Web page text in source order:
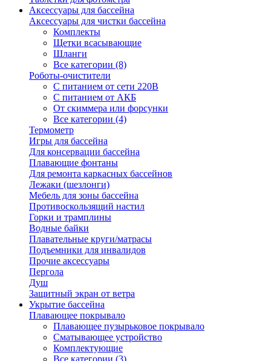
Аксессуары для бассейна
Аксессуары для чистки бассейна
Комплекты
Щетки всасывающие
Шланги
Все категории (8)
Роботы-очистители
С питанием от сети 220В
С питанием от АКБ
От скиммера или форсунки
Все категории (4)
Термометр
Игры для бассейна
Для консервации бассейна
Плавающие фонтаны
Для ремонта каркасных бассейнов
Лежаки (шезлонги)
Мебель для зоны бассейна
Противоскользящий настил
Горки и трамплины
Водные байки
Плавательные круги/матрасы
Подъемники для инвалидов
Прочие аксессуары
Пергола
Душ
Защитный экран от ветра
Укрытие бассейна
Плавающее покрывало
Плавающее пузырьковое покрывало
Сматывающее устройство
Комплектующие
Все категории (3)